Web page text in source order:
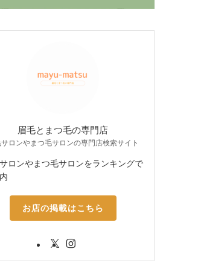
眉毛とまつ毛の専門店
サロンやまつ毛サロンの専門店検索サイト
ロンやまつ毛サロンをランキングで
お店の掲載はこちら